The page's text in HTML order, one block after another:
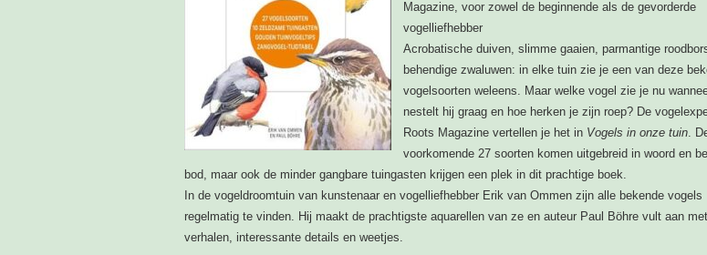
Magazine, voor zowel de beginnende als de gevorderde
vogelliefhebber
Acrobatische duiven, slimme gaaien, parmantige
behendige zwaluwen: in elke tuin zie je een van deze
vogelsoorten weleens. Maar welke vogel zie je nu
nestelt hij graag en hoe herken je zijn roep? De
Roots Magazine vertellen je het in Vogels in onze tuin.
voorkomende 27 soorten komen uitgebreid in woord en
bod, maar ook de minder gangbare tuingasten krijgen een plek in dit prachtige boek.
In de vogeldroomtuin van kunstenaar en vogelliefhebber Erik van Ommen zijn alle bekende vogels
regelmatig te vinden. Hij maakt de prachtigste aquarellen van ze en auteur Paul Böhre vult aan met
verhalen, interessante details en weetjes.